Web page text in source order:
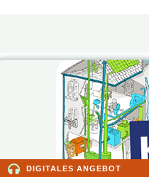
DIGITALES ANGEBOT